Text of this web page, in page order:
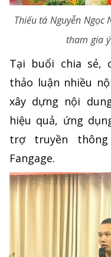
Thiếu tá Nguyễn Ngọc
tham gia
Tại buổi chia sẻ,
thảo luận nhiều
xây dựng nội
hiệu quả, ứng
trợ truyền
Fangage.